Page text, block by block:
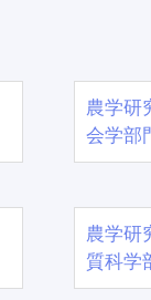
農学
会学部
農学
質科学